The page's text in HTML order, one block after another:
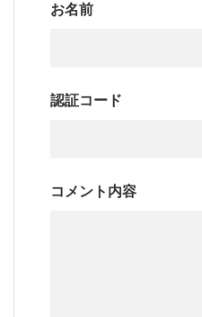
お名前
認証コード
コメント内容